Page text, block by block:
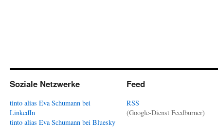
Soziale Netzwerke
tinto alias Eva Schumann bei
LinkedIn
tinto alias Eva Schumann bei Bluesky
Feed
RSS
(Google-Dienst Feedburner)